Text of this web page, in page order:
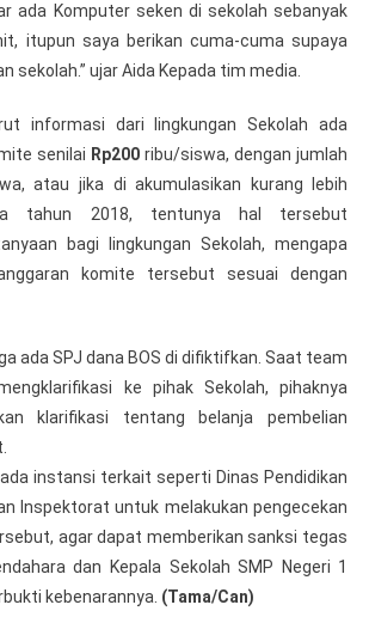
ada Komputer seken di sekolah sebanyak
itupun saya berikan cuma-cuma supaya
sekolah.” ujar Aida Kepada tim media.
informasi dari lingkungan Sekolah ada
senilai Rp200 ribu/siswa, dengan jumlah
atau jika di akumulasikan kurang lebih
tahun 2018, tentunya hal tersebut
bagi lingkungan Sekolah, mengapa
komite tersebut sesuai dengan
ada SPJ dana BOS di difiktifkan. Saat team
ke pihak Sekolah, pihaknya
klarifikasi tentang belanja pembelian
instansi terkait seperti Dinas Pendidikan
Inspektorat untuk melakukan pengecekan
agar dapat memberikan sanksi tegas
dan Kepala Sekolah SMP Negeri 1
kebenarannya. (Tama/Can)